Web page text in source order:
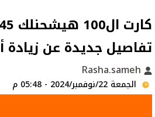
تفاصيل جديدة عن زيادة
الجمعة 22/نوفمبر/2024 - 05:48 م